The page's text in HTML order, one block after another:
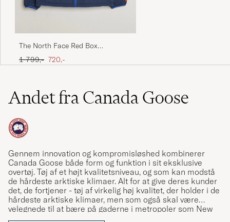
The North Face Red Box
Reversible Fleece Jacket Summit
Navy
Ordinary pris
1 799,- Nedsat pris
720,-
Andet fra Canada Goose
Gennem innovation og kompromisløshed kombinerer
Canada Goose både form og funktion i sit eksklusive
overtøj. Tøj af et højt kvalitetsniveau, og som kan modstå
de hårdeste arktiske klimaer. Alt for at give deres kunder
det, de fortjener - tøj af virkelig høj kvalitet, der holder i de
hårdeste arktiske klimaer, men som også skal være
velegnede til at bære på gaderne i metropoler som New